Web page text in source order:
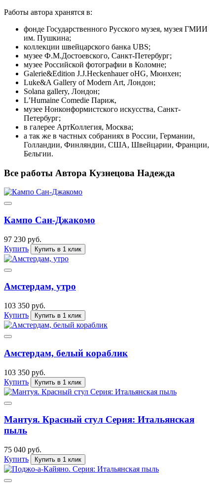
Работы автора хранятся в:
фонде Государственного Русского музея, музея ГМИИ
им. Пушкина;
коллекции швейцарского банка UBS;
музее Ф.М.Достоевского, Санкт-Петербург;
музее Российской фотографии в Коломне;
Galerie&Edition J.J.Heckenhauer oHG, Мюнхен;
Luke&A Gallery of Modern Art, Лондон;
Solana gallery, Лондон;
L’Humaine Comedie Париж,
музее Нонконформистского искусства, Санкт-
Петербург;
в галерее АртКоллегия, Москва;
а так же в частных собраниях в России, Германии,
Голландии, Финляндии, США, Швейцарии, Франции,
Бельгии.
Все работы Автора Кузнецова Надежда
Кампо Сан-Джакомо
97 230 руб.
Купить
Купить в 1 клик
Амстердам, утро
103 350 руб.
Купить
Купить в 1 клик
Амстердам, белый кораблик
103 350 руб.
Купить
Купить в 1 клик
Мантуя. Красный стул Серия: Итальянская
пыль
75 040 руб.
Купить
Купить в 1 клик